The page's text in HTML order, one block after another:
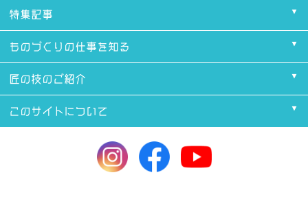
特集記事
ものづくりの仕事を知る
匠の技のご紹介
このサイトについて